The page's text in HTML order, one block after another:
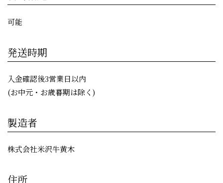
可能
発送時期
入金確認後3営業日以内
(お中元・お歳暮期は除く)
製造者
株式会社米沢牛黄木
住所